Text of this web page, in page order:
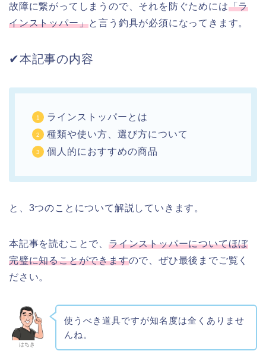
故障に繋がってしまうので、それを防ぐためには「ラ
インストッパー」と言う釣具が必須になってきます。
✔︎本記事の内容
ラインストッパーとは
種類や使い方、選び方について
個人的におすすめの商品
と、3つのことについて解説していきます。
本記事を読むことで、 ラインストッパーについてほぼ
完璧に知ることができますので、ぜひ最後までご覧く
ださい。
はちき
使うべき道具ですが知名度は全くありませ
んね。